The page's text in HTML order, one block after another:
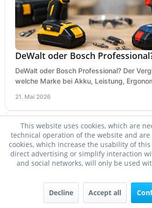
DeWalt oder Bosch
DeWalt oder Bosch Professional? Der
welche Marke bei Akku, Leistung,
21. Mai 2026
This website uses cookies, which are
technical operation of the website and are
cookies, which increase the usability of this
direct advertising or simplify interaction
and social networks, will only be used
Decline Accept all